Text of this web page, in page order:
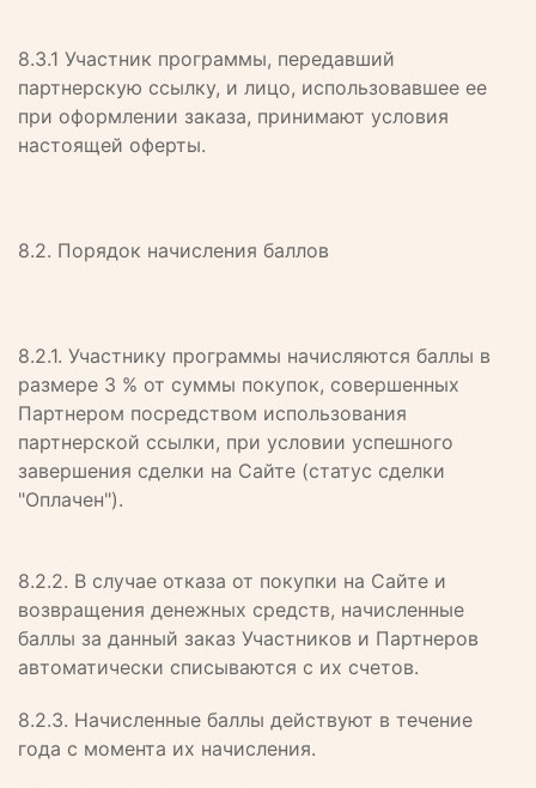
8.3.1 Участник программы, передавший
партнерскую ссылку, и лицо, использовавшее ее
при оформлении заказа, принимают условия
настоящей оферты.
8.2. Порядок начисления баллов
8.2.1. Участнику программы начисляются баллы в
размере 3 % от суммы покупок, совершенных
Партнером посредством использования
партнерской ссылки, при условии успешного
завершения сделки на Сайте (статус сделки
"Оплачен").
8.2.2. В случае отказа от покупки на Сайте и
возвращения денежных средств, начисленные
баллы за данный заказ Участников и Партнеров
автоматически списываются с их счетов.
8.2.3. Начисленные баллы действуют в течение
года с момента их начисления.